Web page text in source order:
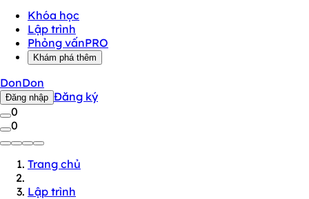
Khóa học
Lập trình
Phỏng vấnPRO
Khám phá thêm
DonDon
Đăng nhập Đăng ký
0
0
Trang chủ
Lập trình